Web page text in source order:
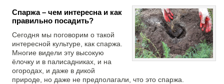
Спаржа – чем интересна и как
правильно посадить?
Сегодня мы поговорим о такой
интересной культуре, как спаржа.
Многие видели эту высокую
ёлочку и в палисадниках, и на
огородах, и даже в дикой
природе, но даже не предполагали, что это спаржа.